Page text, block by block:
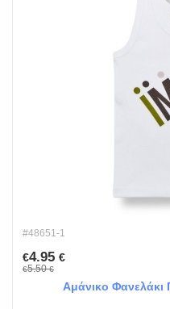
#48651-1
€4.95 €
€5.50€
Αμάνικο Φανελάκι